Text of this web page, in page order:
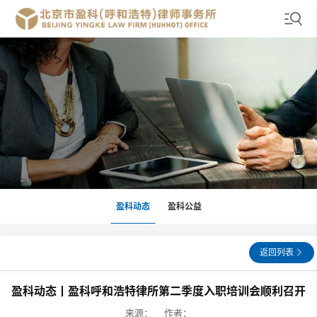
盈科动态 盈科公益
返回列表
盈科动态丨盈科呼和浩特律所第二季度入职培训会顺利召开
来源： 作者：